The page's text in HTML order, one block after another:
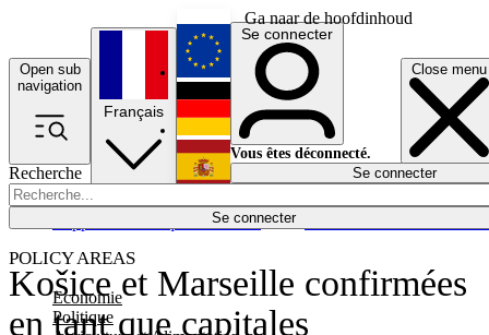
Ga naar de hoofdinhoud
Open sub
navigation
Close menu
Recherche
Se connecter
POLICY AREAS
Economie
Politique
Économie
Français
English
Deutsch
Español
Se connecter
Vous êtes déconnecté.
Se connecter
Košice et Marseille confirmées
en tant que capitales